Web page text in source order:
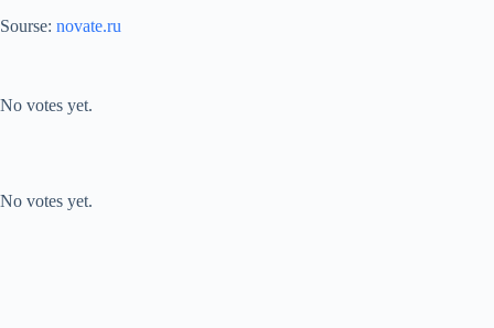
Sourse: novate.ru
No votes yet.
No votes yet.